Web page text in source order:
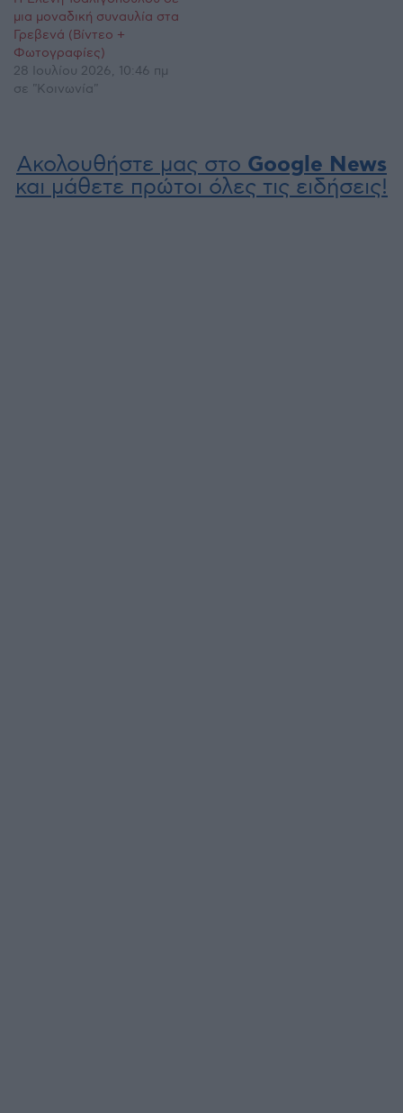
μια μοναδική συναυλία στα
Γρεβενά (Βίντεο +
Φωτογραφίες)
28 Ιουλίου 2026, 10:46 πμ
σε "Κοινωνία"
Ακολουθήστε μας στο Google News
και μάθετε πρώτοι όλες τις ειδήσεις!